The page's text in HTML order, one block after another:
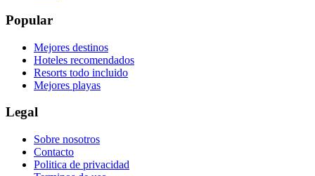
Popular
Mejores destinos
Hoteles recomendados
Resorts todo incluido
Mejores playas
Legal
Sobre nosotros
Contacto
Politica de privacidad